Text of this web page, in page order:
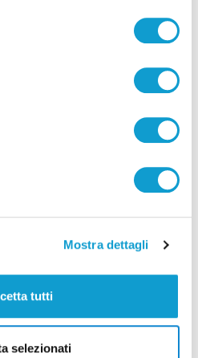
Mostra dettagli
tutti
selezionati